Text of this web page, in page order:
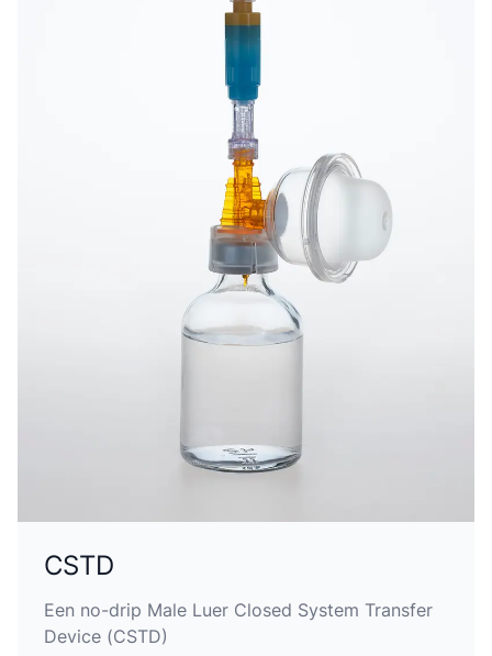
CSTD
Een no-drip Male Luer Closed System Transfer
Device (CSTD)